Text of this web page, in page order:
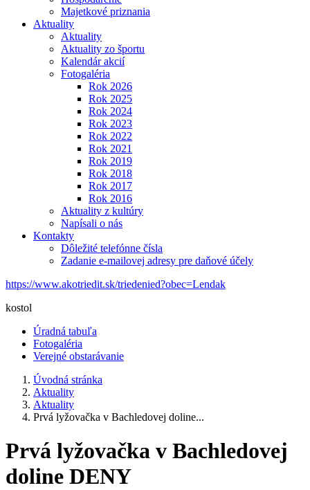
Majetkové priznania
Aktuality
Aktuality
Aktuality zo športu
Kalendár akcií
Fotogaléria
Rok 2026
Rok 2025
Rok 2024
Rok 2023
Rok 2022
Rok 2021
Rok 2019
Rok 2018
Rok 2017
Rok 2016
Aktuality z kultúry
Napísali o nás
Kontakty
Dôležité telefónne čísla
Zadanie e-mailovej adresy pre daňové účely
https://www.akotriedit.sk/triedenied?obec=Lendak
kostol
Úradná tabuľa
Fotogaléria
Verejné obstarávanie
Úvodná stránka
Aktuality
Aktuality
Prvá lyžovačka v Bachledovej doline...
Prvá lyžovačka v Bachledovej
doline DENY